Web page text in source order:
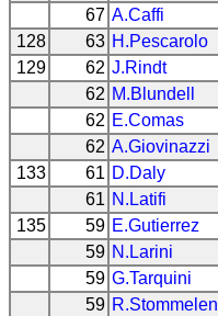
67 A.Caffi
128
63 H.Pescarolo
129
62 J.Rindt
62 M.Blundell
62 E.Comas
62 A.Giovinazzi
133
61 D.Daly
61 N.Latifi
135
59 E.Gutierrez
59 N.Larini
59 G.Tarquini
59 R.Stommelen